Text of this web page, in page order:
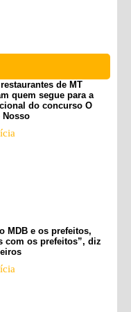
de MT
quem segue para a
do concurso O
Nosso
MDB e os prefeitos,
com os prefeitos”, diz